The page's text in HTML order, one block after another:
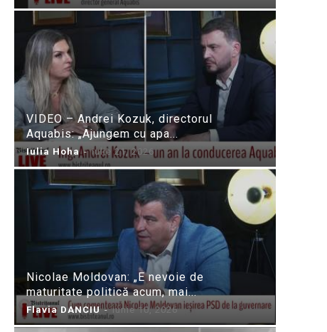
VIDEO – Andrei Kozuk, directorul
Aquabis: „Ajungem cu apa...
Iulia Hoha - iulie 21, 2026
Nicolae Moldovan: „E nevoie de
maturitate politică acum, mai...
Flavia DANCIU - iunie 10, 2026